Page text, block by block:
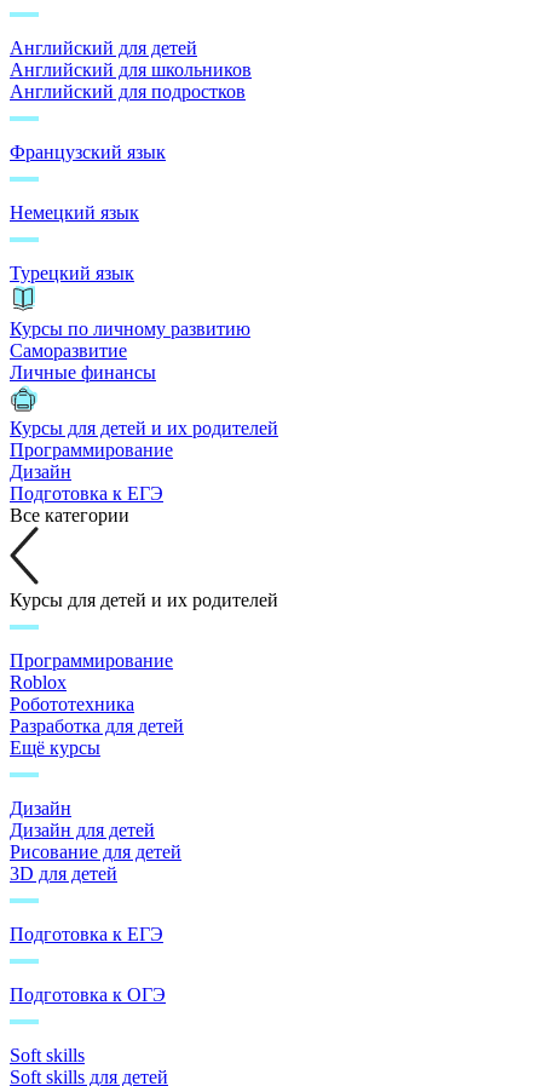
Английский для детей
Английский для школьников
Английский для подростков
Французский язык
Немецкий язык
Турецкий язык
Курсы по личному развитию
Саморазвитие
Личные финансы
Курсы для детей и их родителей
Программирование
Дизайн
Подготовка к ЕГЭ
Все категории
Курсы для детей и их родителей
Программирование
Roblox
Робототехника
Разработка для детей
Ещё курсы
Дизайн
Дизайн для детей
Рисование для детей
3D для детей
Подготовка к ЕГЭ
Подготовка к ОГЭ
Soft skills
Soft skills для детей